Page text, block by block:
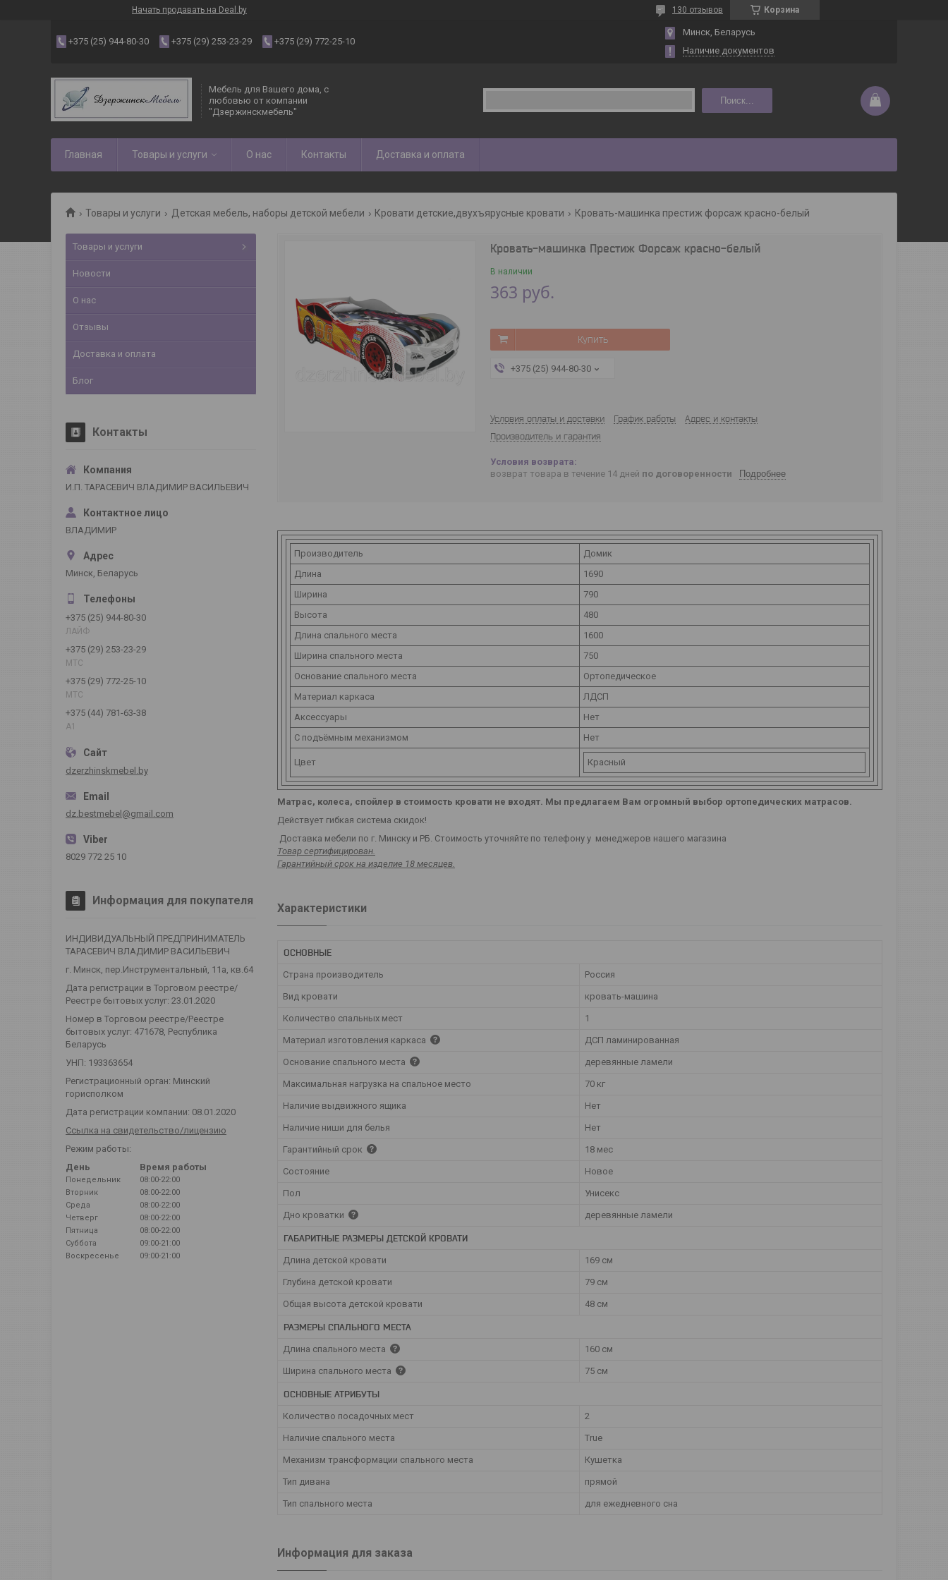
Начать продавать на Deal.by Корзина
130 отзывов
+375 (25) 944-80-30 +375 (29) 253-23-29 +375 (29) 772-25-10
Минск, Беларусь
Наличие документов
Мебель для Вашего дома, с
любовью от компании
"Дзержинскмебель"
Поиск...
Главная Товары и услуги О нас Контакты Доставка и оплата
Товары и услуги Детская мебель, наборы детской мебели Кровати детские,двухъярусные кровати Кровать-машинка престиж форсаж красно-белый
Кровать-машинка Престиж Форсаж красно-белый
В наличии
363 руб.
Купить
+375 (25) 944-80-30
Условия оплаты и доставки График работы
Адрес и контакты
Производитель и гарантия
возврат товара в течение 14 дней по договоренности Подробнее
Производитель
Домик
Длина
1690
Ширина
790
Высота
480
Длина спального места
1600
Ширина спального места
750
Основание спального места
Ортопедическое
Материал каркаса
ЛДСП
Аксессуары
Нет
С подъёмным механизмом
Нет
Цвет Красный
Матрас, колеса, спойлер в стоимость кровати не входят. Мы предлагаем Вам огромный выбор ортопедических матрасов.
Действует гибкая система скидок!
Доставка мебели по г. Минску и РБ. Стоимость уточняйте по телефону у менеджеров нашего магазина
Товар сертифицирован.
Гарантийный срок на изделие 18 месяцев.
Характеристики
ОСНОВНЫЕ
Страна производитель Россия
Вид кровати кровать-машина
Количество спальных мест 1
Материал изготовления каркаса ДСП ламинированная
Основание спального места деревянные ламели
Максимальная нагрузка на спальное место 70 кг
Наличие выдвижного ящика Нет
Наличие ниши для белья Нет
Гарантийный срок 18 мес
Состояние Новое
Пол Унисекс
Дно кроватки деревянные ламели
ГАБАРИТНЫЕ РАЗМЕРЫ ДЕТСКОЙ КРОВАТИ
Длина детской кровати 169 см
Глубина детской кровати 79 см
Общая высота детской кровати 48 см
РАЗМЕРЫ СПАЛЬНОГО МЕСТА
Длина спального места 160 см
Ширина спального места 75 см
ОСНОВНЫЕ АТРИБУТЫ
Количество посадочных мест 2
Наличие спального места True
Механизм трансформации спального места Кушетка
Тип дивана прямой
Тип спального места для ежедневного сна
Информация для заказа
Товары и услуги
Новости
О нас
Отзывы
Доставка и оплата
Блог
Контакты
И.П. ТАРАСЕВИЧ ВЛАДИМИР ВАСИЛЬЕВИЧ
ВЛАДИМИР
Минск, Беларусь
+375 (25) 944-80-30
ЛАЙФ
+375 (29) 253-23-29
МТС
+375 (29) 772-25-10
МТС
+375 (44) 781-63-38
А1
dzerzhinskmebel.by
dz.bestmebel@gmail.com
8029 772 25 10
Информация для покупателя
ИНДИВИДУАЛЬНЫЙ ПРЕДПРИНИМАТЕЛЬ
ТАРАСЕВИЧ ВЛАДИМИР ВАСИЛЬЕВИЧ
г. Минск, пер.Инструментальный, 11а, кв.64
Дата регистрации в Торговом реестре/
Реестре бытовых услуг: 23.01.2020
Номер в Торговом реестре/Реестре
бытовых услуг: 471678, Республика
Беларусь
УНП: 193363654
Регистрационный орган: Минский
горисполком
Дата регистрации компании: 08.01.2020
Ссылка на свидетельство/лицензию
Режим работы:
День
Время работы
Понедельник
08:00-22:00
Вторник
08:00-22:00
Среда
08:00-22:00
Четверг
08:00-22:00
Пятница
08:00-22:00
Суббота
09:00-21:00
Воскресенье
09:00-21:00